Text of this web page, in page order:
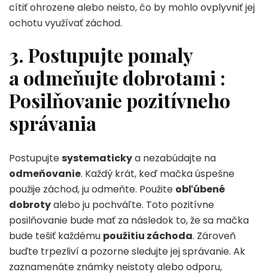
cítiť ohrozene alebo neisto, čo by mohlo ovplyvniť jej
ochotu využívať záchod.
3. Postupujte pomaly
a odmeňujte dobrotami :
Posilňovanie pozitívneho
správania
Postupujtesystematickya nezabúdajte na
odmeňovanie. Každý krát, keď mačka úspešne
použije záchod, ju odmeňte. Použite obľúbené
dobrotyalebo ju pochváľte. Toto pozitívne
posilňovanie bude mať za následok to, že sa mačka
bude tešiť každému použitiu záchoda. Zároveň
buďte trpezliví a pozorne sledujte jej správanie. Ak
zaznamenáte známky neistoty alebo odporu,